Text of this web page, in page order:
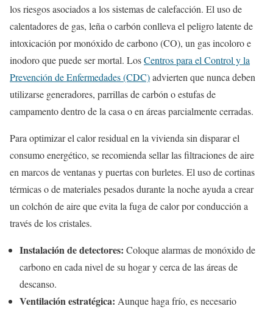
los riesgos asociados a los sistemas de calefacción. El uso de
calentadores de gas, leña o carbón conlleva el peligro latente de
intoxicación por monóxido de carbono (CO), un gas incoloro e
inodoro que puede ser mortal. LosCentros para el Control y la
Prevención de Enfermedades (CDC)advierten que nunca deben
utilizarse generadores, parrillas de carbón o estufas de
campamento dentro de la casa o en áreas parcialmente cerradas.
Para optimizar el calor residual en la vivienda sin disparar el
consumo energético, se recomienda sellar las filtraciones de aire
en marcos de ventanas y puertas con burletes. El uso de cortinas
térmicas o de materiales pesados durante la noche ayuda a crear
un colchón de aire que evita la fuga de calor por conducción a
través de los cristales.
Instalación de detectores: Coloque alarmas de monóxido de
carbono en cada nivel de su hogar y cerca de las áreas de
descanso.
Ventilación estratégica: Aunque haga frío, es necesario